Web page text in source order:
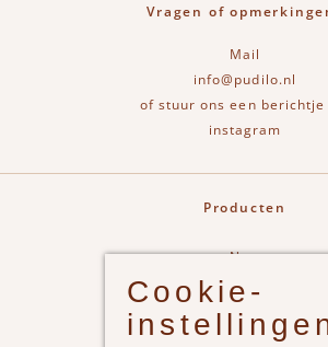
Vragen of
Mail
info@pudilo.nl
of stuur ons een berichtje
instagram
Producten
New
Jongens
Meisjes
Cookie-